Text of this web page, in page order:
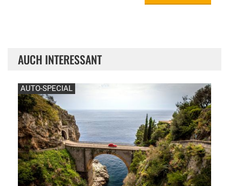
AUCH INTERESSANT
AUTO-SPECIAL